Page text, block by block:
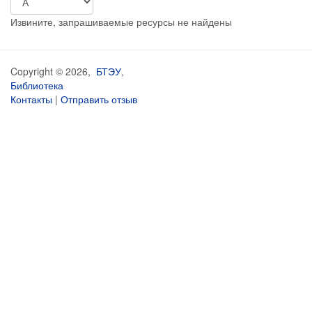
Извините, запрашиваемые ресурсы не найдены
Copyright © 2026, БТЭУ,
Библиотека
Контакты | Отправить отзыв